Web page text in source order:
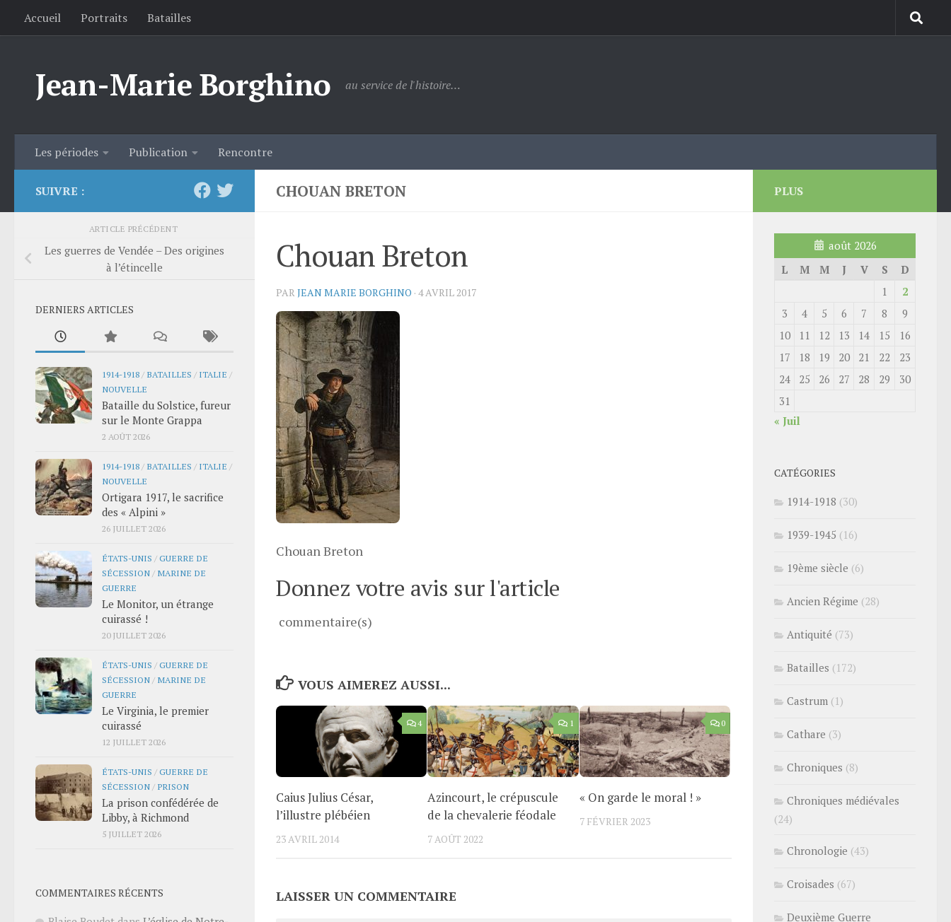
Skip to content
Accueil Portraits Batailles
Jean-Marie Borghino au service de l'histoire…
Les périodes Publication Rencontre
CHOUAN BRETON
Chouan Breton
PAR JEAN MARIE BORGHINO · 4 AVRIL 2017
Chouan Breton
Donnez votre avis sur l'article
commentaire(s)
VOUS AIMEREZ AUSSI...
4
Caius Julius César,
l’illustre plébéien
23 AVRIL 2014
1
Azincourt, le crépuscule
de la chevalerie féodale
7 AOÛT 2022
0
« On garde le moral ! »
7 FÉVRIER 2023
LAISSER UN COMMENTAIRE
SUIVRE :
ARTICLE PRÉCÉDENT
Les guerres de Vendée – Des origines
à l’étincelle
DERNIERS ARTICLES
1914-1918 / BATAILLES / ITALIE /
NOUVELLE
Bataille du Solstice, fureur
sur le Monte Grappa
2 AOÛT 2026
1914-1918 / BATAILLES / ITALIE /
NOUVELLE
Ortigara 1917, le sacrifice
des « Alpini »
26 JUILLET 2026
ÉTATS-UNIS /GUERRE DE
SÉCESSION / MARINE DE
GUERRE
Le Monitor, un étrange
cuirassé !
20 JUILLET 2026
ÉTATS-UNIS /GUERRE DE
SÉCESSION / MARINE DE
GUERRE
Le Virginia, le premier
cuirassé
12 JUILLET 2026
ÉTATS-UNIS /GUERRE DE
SÉCESSION / PRISON
La prison confédérée de
Libby, à Richmond
5 JUILLET 2026
COMMENTAIRES RÉCENTS
PLUS
août 2026
L
M M J V S
D
1
2
3
4 5 6 7 8
9
10
11 12 13 14 15
16
17
18 19 20 21 22
23
24
25 26 27 28 29
30
31
« Juil
CATÉGORIES
1914-1918 (30)
1939-1945 (16)
19ème siècle (6)
Ancien Régime (28)
Antiquité (73)
Batailles (172)
Castrum (1)
Cathare (3)
Chroniques (8)
Chroniques médiévales
(24)
Chronologie (43)
Croisades (67)
Deuxième Guerre